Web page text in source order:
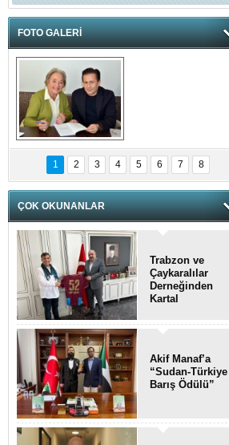
FOTO GALERİ
hnzzzna
1 2 3 4 5 6 7 8
ÇOK OKUNANLAR
Trabzon ve
Çaykaralılar
Derneğinden
Kartal
anlamlı ziyaret
Akif Manaf’a
“Sudan-Türkiye
Barış Ödülü”